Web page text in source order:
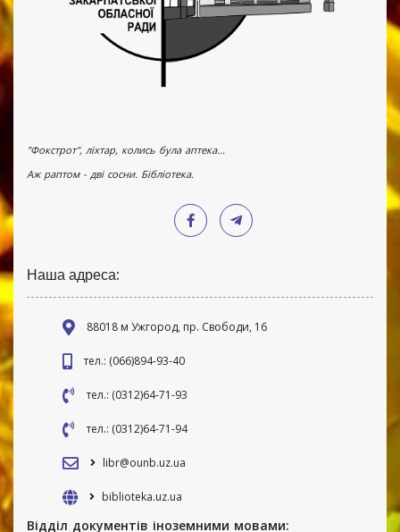
"Фокстрот", ліхтар, колись була аптека...
Аж раптом - дві сосни. Бібліотека.
Наша адреса:
88018 м Ужгород, пр. Свободи, 16
тел.: (066)894-93-40
тел.: (0312)64-71-93
тел.: (0312)64-71-94
libr@ounb.uz.ua
biblioteka.uz.ua
Відділ документів іноземними мовами: